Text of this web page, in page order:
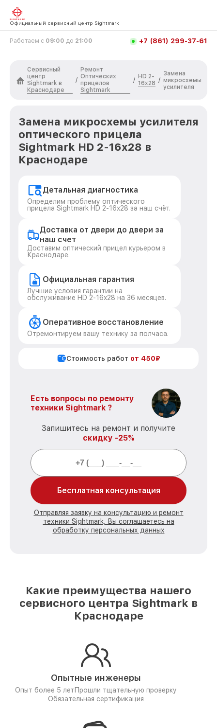
Официальный сервисный центр Sightmark
Работаем с 09:00 до 21:00 +7 (861) 299-37-61
Сервисный
центр
Sightmark в
Краснодаре
/
Ремонт
Оптических
прицелов
Sightmark
/
HD 2-
16x28 /
Замена
микросхемы
усилителя
Замена микросхемы усилителя
оптического прицела
Sightmark HD 2-16x28 в
Краснодаре
Детальная диагностика
Определим проблему оптического
прицела Sightmark HD 2-16x28 за наш счёт.
Доставка от двери до двери за
наш счет
Доставим оптический прицел курьером в
Краснодаре.
Официальная гарантия
Лучшие условия гарантии на
обслуживание HD 2-16x28 на 36 месяцев.
Оперативное восстановление
Отремонтируем вашу технику за полчаса.
Стоимость работ от 450₽
Есть вопросы по ремонту
техники Sightmark ?
Запишитесь на ремонт и получите
скидку -25%
Бесплатная консультация
Отправляя заявку на консультацию и ремонт
техники Sightmark, Вы соглашаетесь на
обработку персональных данных
Какие преимущества нашего
сервисного центра Sightmark в
Краснодаре
Опытные инженеры
Опыт более 5 лет Прошли тщательную проверку
Обязательная сертификация